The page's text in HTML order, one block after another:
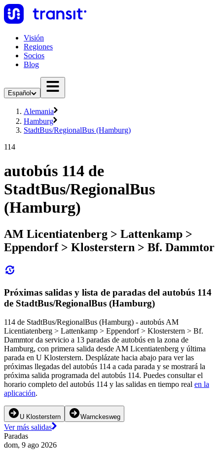
Visión
Regiones
Socios
Blog
Español
Alemania
Hamburg
StadtBus/RegionalBus (Hamburg)
114
autobús 114 de
StadtBus/RegionalBus
(Hamburg)
AM Licentiatenberg > Lattenkamp >
Eppendorf > Klosterstern > Bf. Dammtor
Próximas salidas y lista de paradas del autobús 114
de StadtBus/RegionalBus (Hamburg)
114 de StadtBus/RegionalBus (Hamburg) - autobús AM
Licentiatenberg > Lattenkamp > Eppendorf > Klosterstern > Bf.
Dammtor da servicio a 13 paradas de autobús en la zona de
Hamburg, con primera salida desde AM Licentiatenberg y última
parada en U Klosterstern. Desplázate hacia abajo para ver las
próximas llegadas del autobús 114 a cada parada y se mostrará la
próxima salida programada del autobús 114. Puedes consultar el
horario completo del autobús 114 y las salidas en tiempo real en la
aplicación.
U Klosterstern Warnckesweg
Ver más salidas
Paradas
dom, 9 ago 2026